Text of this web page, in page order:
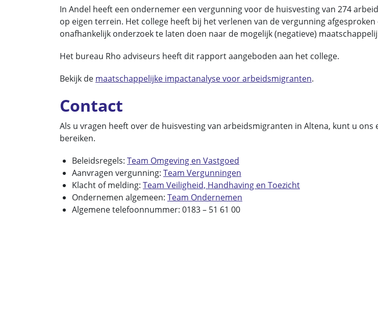
In Andel heeft een ondernemer een vergunning voor de huisvesting van 274
op eigen terrein. Het college heeft bij het verlenen van de vergunning afgesproken
onafhankelijk onderzoek te laten doen naar de mogelijk (negatieve)
Het bureau Rho adviseurs heeft dit rapport aangeboden aan het college.
Bekijk de maatschappelijke impactanalyse voor arbeidsmigranten.
Contact
Als u vragen heeft over de huisvesting van arbeidsmigranten in Altena, kunt u ons
bereiken.
Beleidsregels: Team Omgeving en Vastgoed
Aanvragen vergunning: Team Vergunningen
Klacht of melding: Team Veiligheid, Handhaving en Toezicht
Ondernemen algemeen: Team Ondernemen
Algemene telefoonnummer: 0183 – 51 61 00